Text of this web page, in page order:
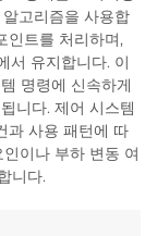
고리즘을 사용합
인트를 처리하며,
서 유지합니다. 이
명령에 신속하게
니다. 제어 시스템
과 사용 패턴에 따
이나 부하 변동 여
니다.